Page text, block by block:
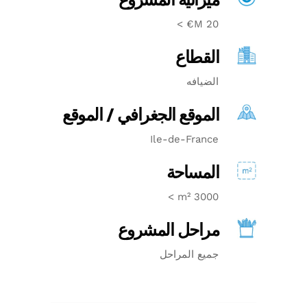
20 M€ >
القطاع
الضيافه
الموقع الجغرافي / الموقع
Ile-de-France
المساحة
3000 m² >
مراحل المشروع
جميع المراحل